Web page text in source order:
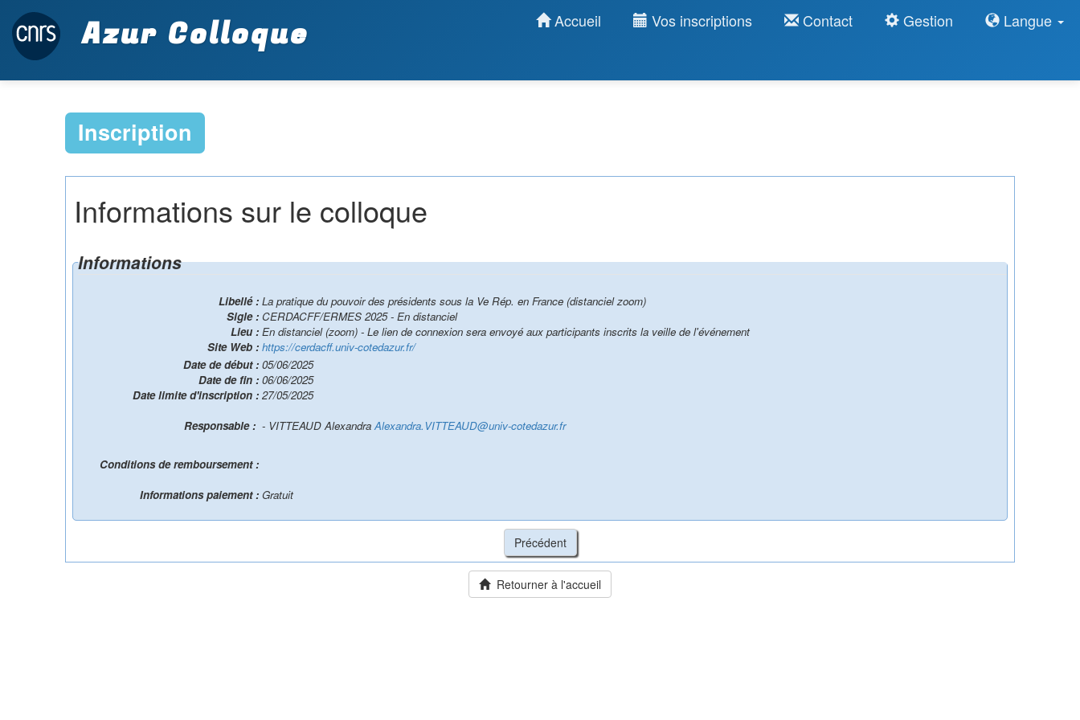
Azur Colloque Accueil Vos inscriptions Contact Gestion Langue
Inscription
Informations sur le colloque
Informations
Libellé : La pratique du pouvoir des présidents sous la Ve Rép. en France (distanciel zoom)
Sigle : CERDACFF/ERMES 2025 - En distanciel
Lieu : En distanciel (zoom) - Le lien de connexion sera envoyé aux participants inscrits la veille de l'événement
Site Web : https://cerdacff.univ-cotedazur.fr/
Date de début : 05/06/2025
Date de fin : 06/06/2025
Date limite d'inscription : 27/05/2025
- VITTEAUD AlexandraAlexandra.VITTEAUD@univ-cotedazur.fr
Conditions de remboursement :
Informations paiement : Gratuit
Retourner à l'accueil